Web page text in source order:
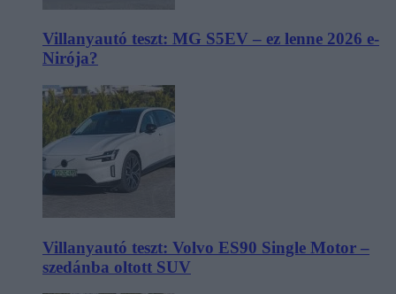
Villanyautó teszt: MG S5EV – ez lenne 2026 e-
Nirója?
Villanyautó teszt: Volvo ES90 Single Motor –
szedánba oltott SUV